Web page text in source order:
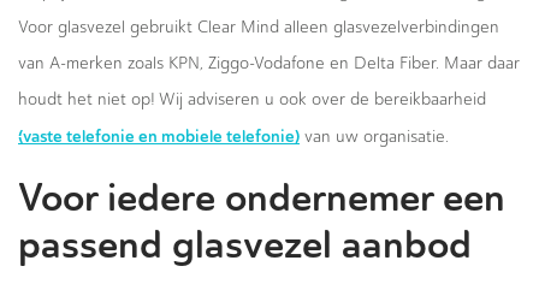
Voor glasvezel gebruikt Clear Mind alleen glasvezelverbindingen
van A-merken zoals KPN, Ziggo-Vodafone en Delta Fiber. Maar daar
houdt het niet op! Wij adviseren u ook over de bereikbaarheid
(vaste telefonie en mobiele telefonie) van uw organisatie.
Voor iedere ondernemer een
passend glasvezel aanbod